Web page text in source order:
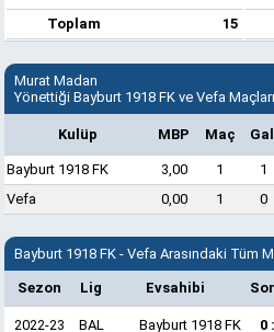
Toplam
15
Murat Madan
Yönettiği Bayburt 1918 FK ve Vefa Maçları
Kulüp MBP Maç
Bayburt 1918 FK 3,00 1 1
Vefa
0,00 1 0
Bayburt 1918 FK - Vefa Arasındaki Tüm
Sezon Lig Evsahibi
2022-23 BAL Bayburt 1918 FK 0